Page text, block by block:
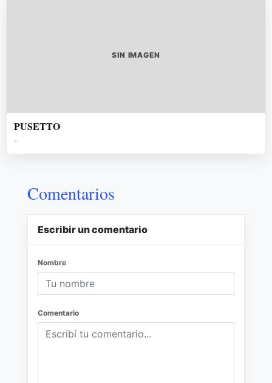
SIN IMAGEN
PUSETTO
-
Comentarios
Escribir un comentario
Nombre
Comentario